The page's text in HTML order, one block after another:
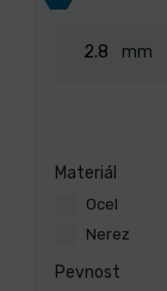
mm
Materiál
Ocel
Nerez
Pevnost